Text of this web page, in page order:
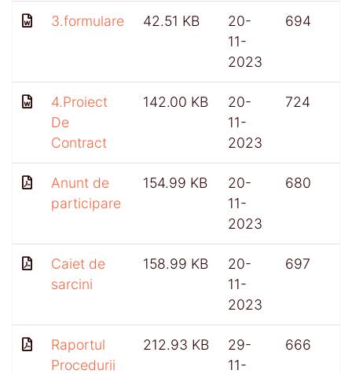
3.formulare 42.51 KB
20-
11-
2023
694
4.Proiect
De
Contract
142.00 KB
20-
11-
2023
724
Anunt de
participare
154.99 KB
20-
11-
2023
680
Caiet de
sarcini
158.99 KB
20-
11-
2023
697
Raportul
Procedurii
212.93 KB
29-
11-
666